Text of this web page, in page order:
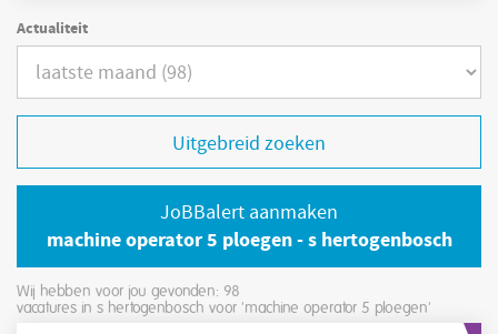
Actualiteit
Uitgebreid zoeken
JoBBalert aanmaken
machine operator 5 ploegen - s hertogenbosch
Wij hebben voor jou gevonden: 98
vacatures in s hertogenbosch voor 'machine operator 5 ploegen'